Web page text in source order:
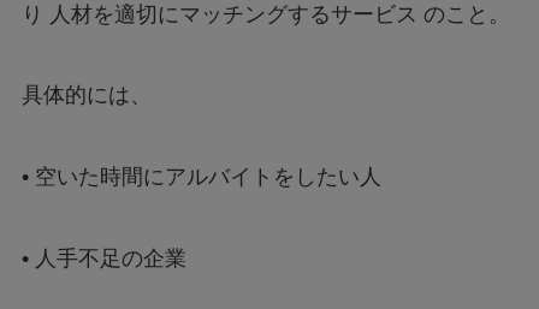
り 人材を適切にマッチングするサービス のこと。
具体的には、
• 空いた時間にアルバイトをしたい人
• 人手不足の企業